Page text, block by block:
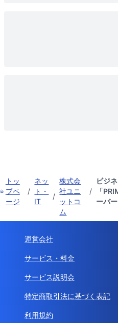
トッ
プペ
ージ
/
ネッ
ト・
IT
/
株式会
社ユニ
ットコ
ム
/
ビジ
「
ーバ
運営会社
サービス・料金
サービス説明会
特定商取引法に基づく表記
利用規約